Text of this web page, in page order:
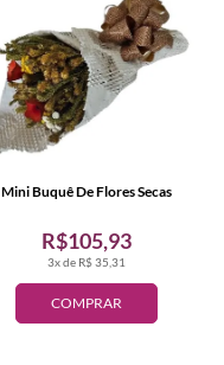
COMPRAR
3x de R$ 35,31
R$105,93
Mini Buquê De Flores Secas